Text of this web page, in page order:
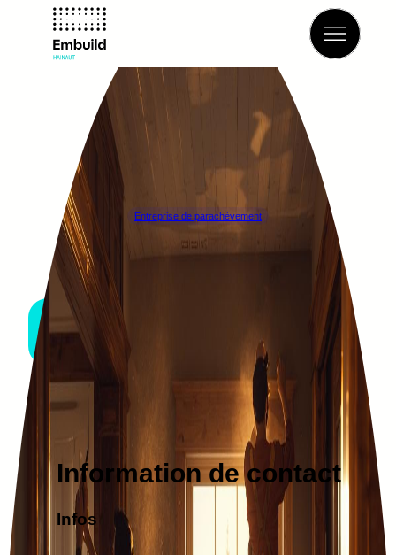
Retour à l’annuaire
Entreprise de parachèvement
Scheerlynck, Fabrice
Information de contact
Infos